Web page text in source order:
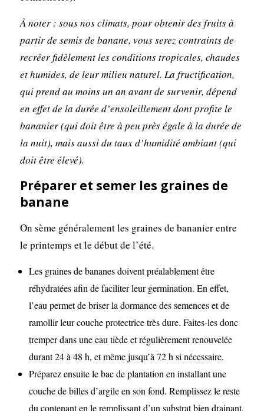
À noter : sous nos climats, pour obtenir des fruits à
partir de semis de banane, vous serez contraints de
recréer fidèlement les conditions tropicales, chaudes
et humides, de leur milieu naturel. La fructification,
qui prend au moins un an avant de survenir, dépend
en effet de la durée d’ensoleillement dont profite le
bananier (qui doit être à peu près égale à la durée de
la nuit), mais aussi du taux d’humidité ambiant (qui
doit être élevé).
Préparer et semer les graines de
banane
On sème généralement les graines de bananier entre
le printemps et le début de l’été.
Les graines de bananes doivent préalablement être
réhydratées afin de faciliter leur germination. En effet,
l’eau permet de briser la dormance des semences et de
ramollir leur couche protectrice très dure. Faites-les donc
tremper dans une eau tiède et régulièrement renouvelée
durant 24 à 48 h, et même jusqu’à 72 h si nécessaire.
Préparez ensuite le bac de plantation en installant une
couche de billes d’argile en son fond. Remplissez le reste
du contenant en le remplissant d’un substrat bien drainant,